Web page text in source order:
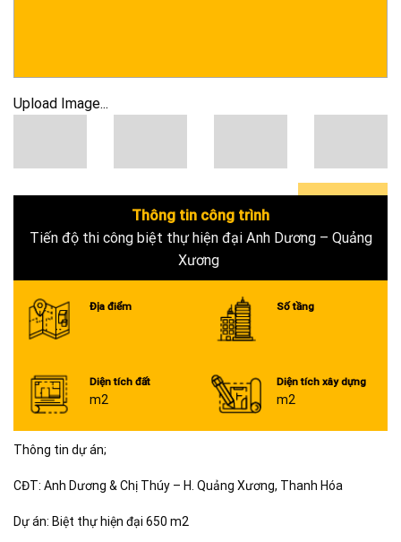
Upload Image...
0+
Thông tin công trình
Tiến độ thi công biệt thự hiện đại Anh Dương – Quảng
Xương
Địa điểm Số tầng
Diện tích đất
m2
Diện tích xây dựng
m2
Thông tin dự án;
CĐT: Anh Dương & Chị Thúy – H. Quảng Xương, Thanh Hóa
Dự án: Biệt thự hiện đại 650 m2